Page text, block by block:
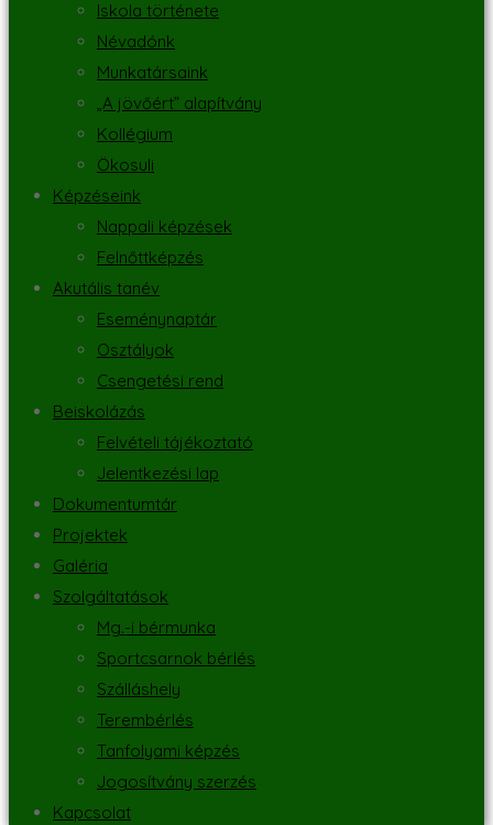
Iskola története
Névadónk
Munkatársaink
„A jövőért” alapítvány
Kollégium
Ökosuli
Képzéseink
Nappali képzések
Felnőttképzés
Akutális tanév
Eseménynaptár
Osztályok
Csengetési rend
Beiskolázás
Felvételi tájékoztató
Jelentkezési lap
Dokumentumtár
Projektek
Galéria
Szolgáltatások
Mg.-i bérmunka
Sportcsarnok bérlés
Szálláshely
Terembérlés
Tanfolyami képzés
Jogosítvány szerzés
Kapcsolat